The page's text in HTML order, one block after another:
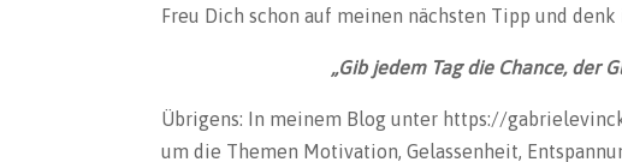
Freu Dich schon auf meinen nächsten Tipp und
„Gib jedem Tag die Chance, der
Übrigens: In meinem Blog unter https://
um die Themen Motivation, Gelassenheit,